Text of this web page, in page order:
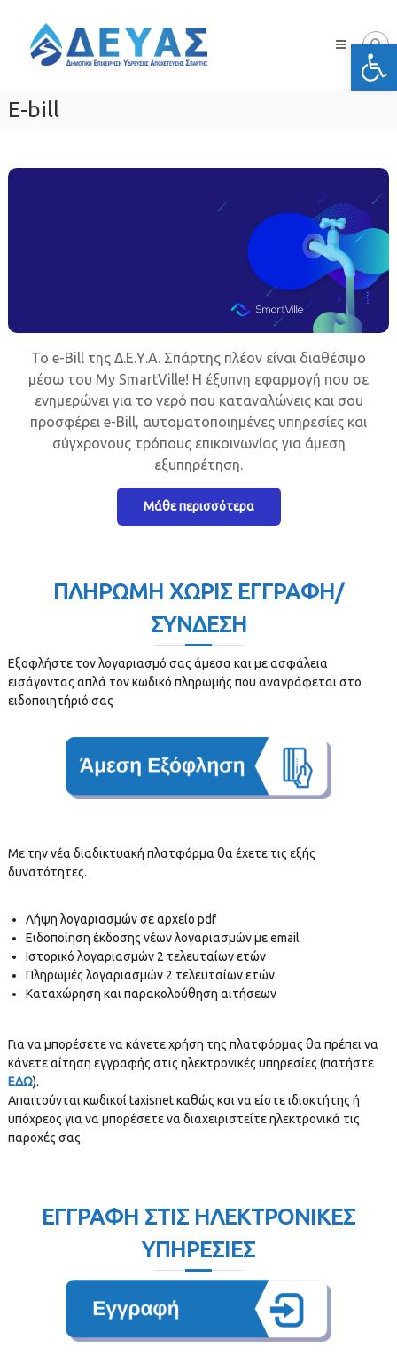
content
Δ.Ε.Υ.Α.
Σπάρτης
Δημοτική
Αποχέτευσης
E-bill
To e-Bill της Δ.Ε.Υ.Α. Σπάρτης πλέον είναι διαθέσιμο
μέσω του My SmartVille! Η έξυπνη εφαρμογή που σε
ενημερώνει για το νερό που καταναλώνεις και σου
προσφέρει e-Bill, αυτοματοποιημένες υπηρεσίες και
σύγχρονους τρόπους επικοινωνίας για άμεση
εξυπηρέτηση.
Μάθε περισσότερα
ΠΛΗΡΩΜΉ ΧΩΡΊΣ ΕΓΓΡΑΦΉ/
ΣΎΝΔΕΣΗ
Εξοφλήστε τον λογαριασμό σας άμεσα και με ασφάλεια
εισάγοντας απλά τον κωδικό πληρωμής που αναγράφεται στο
ειδοποιητήριό σας
Με την νέα διαδικτυακή πλατφόρμα θα έχετε τις εξής
δυνατότητες.
Λήψη λογαριασμών σε αρχείο pdf
Ειδοποίηση έκδοσης νέων λογαριασμών με email
Ιστορικό λογαριασμών 2 τελευταίων ετών
Πληρωμές λογαριασμών 2 τελευταίων ετών
Καταχώρηση και παρακολούθηση αιτήσεων
Για να μπορέσετε να κάνετε χρήση της πλατφόρμας θα πρέπει να
κάνετε αίτηση εγγραφής στις ηλεκτρονικές υπηρεσίες (πατήστε
ΕΔΩ).
Απαιτούνται κωδικοί taxisnet καθώς και να είστε ιδιοκτήτης ή
υπόχρεος για να μπορέσετε να διαχειριστείτε ηλεκτρονικά τις
παροχές σας
ΕΓΓΡΑΦΉ ΣΤΙΣ ΗΛΕΚΤΡΟΝΙΚΈΣ
ΥΠΗΡΕΣΊΕΣ